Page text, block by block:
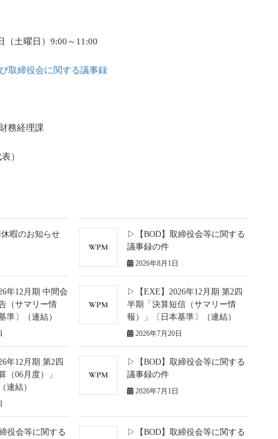
（土曜日）9:00～11:00
取締役会に関する議事録
務経理課
表）
暇のお知らせ
▷【BOD】取締役会等に関する
議事録の件
2026年8月1日
年12月期 中間会
（サマリー情
準〕（連結）
▷【EXE】2026年12月期 第2四
半期「決算短信（サマリー情
報）」〔日本基準〕（連結）
2026年7月20日
年12月期 第2四
（06月度）」
連結）
▷【BOD】取締役会等に関する
議事録の件
2026年7月1日
役会等に関する
▷【BOD】取締役会等に関する